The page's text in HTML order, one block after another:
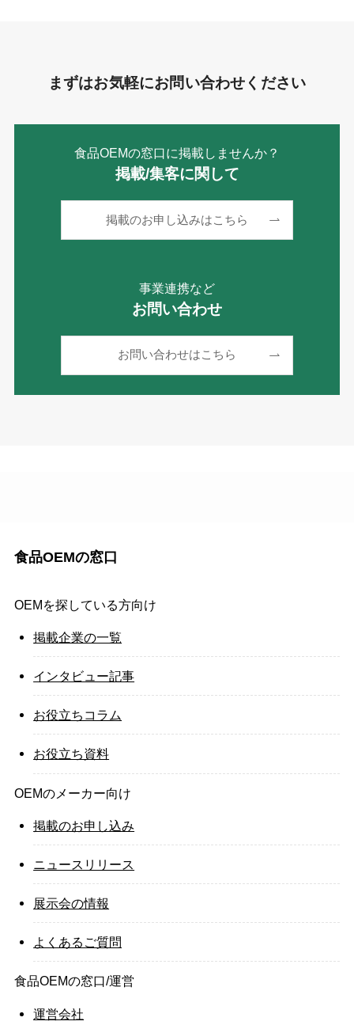
まずはお気軽にお問い合わせください
食品OEMの窓口に掲載しませんか？
掲載/集客に関して
掲載のお申し込みはこちら
事業連携など
お問い合わせ
お問い合わせはこちら
食品OEMの窓口
OEMを探している方向け
掲載企業の一覧
インタビュー記事
お役立ちコラム
お役立ち資料
OEMのメーカー向け
掲載のお申し込み
ニュースリリース
展示会の情報
よくあるご質問
食品OEMの窓口/運営
運営会社